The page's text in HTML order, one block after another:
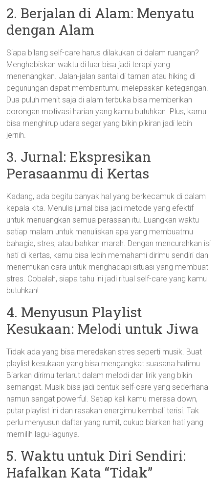
2. Berjalan di Alam: Menyatu
dengan Alam
Siapa bilang self-care harus dilakukan di dalam ruangan?
Menghabiskan waktu di luar bisa jadi terapi yang
menenangkan. Jalan-jalan santai di taman atau hiking di
pegunungan dapat membantumu melepaskan ketegangan.
Dua puluh menit saja di alam terbuka bisa memberikan
dorongan motivasi harian yang kamu butuhkan. Plus, kamu
bisa menghirup udara segar yang bikin pikiran jadi lebih
jernih.
3. Jurnal: Ekspresikan
Perasaanmu di Kertas
Kadang, ada begitu banyak hal yang berkecamuk di dalam
kepala kita. Menulis jurnal bisa jadi metode yang efektif
untuk menuangkan semua perasaan itu. Luangkan waktu
setiap malam untuk menuliskan apa yang membuatmu
bahagia, stres, atau bahkan marah. Dengan mencurahkan isi
hati di kertas, kamu bisa lebih memahami dirimu sendiri dan
menemukan cara untuk menghadapi situasi yang membuat
stres. Cobalah, siapa tahu ini jadi ritual self-care yang kamu
butuhkan!
4. Menyusun Playlist
Kesukaan: Melodi untuk Jiwa
Tidak ada yang bisa meredakan stres seperti musik. Buat
playlist kesukaan yang bisa mengangkat suasana hatimu.
Biarkan dirimu terlarut dalam melodi dan lirik yang bikin
semangat. Musik bisa jadi bentuk self-care yang sederhana
namun sangat powerful. Setiap kali kamu merasa down,
putar playlist ini dan rasakan energimu kembali terisi. Tak
perlu menyusun daftar yang rumit, cukup biarkan hati yang
memilih lagu-lagunya.
5. Waktu untuk Diri Sendiri:
Hafalkan Kata “Tidak”